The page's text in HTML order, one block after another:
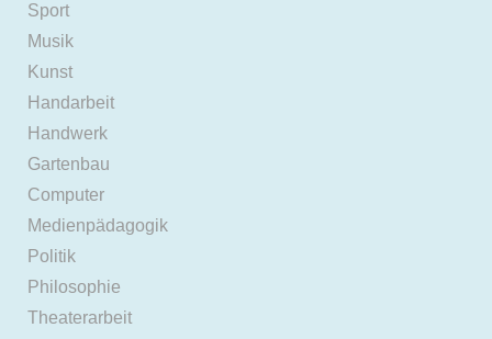
Sport
Musik
Kunst
Handarbeit
Handwerk
Gartenbau
Computer
Medienpädagogik
Politik
Philosophie
Theaterarbeit